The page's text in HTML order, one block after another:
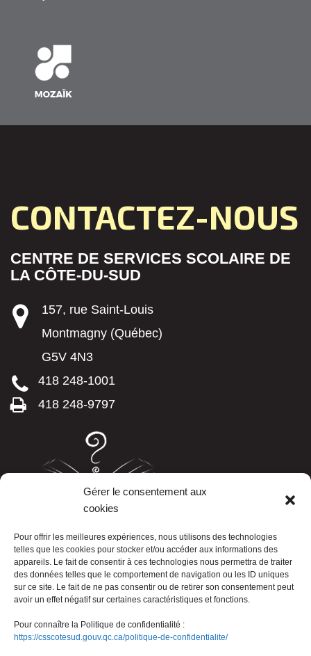
Gérer le consentement aux
cookies
Pour offrir les meilleures expériences, nous utilisons des technologies
telles que les cookies pour stocker et/ou accéder aux informations des
appareils. Le fait de consentir à ces technologies nous permettra de traiter
des données telles que le comportement de navigation ou les ID uniques
sur ce site. Le fait de ne pas consentir ou de retirer son consentement peut
avoir un effet négatif sur certaines caractéristiques et fonctions.
Pour connaître la Politique de confidentialité :
https://csscotesud.gouv.qc.ca/politique-de-confidentialite/
CONTACTEZ-NOUS
CENTRE DE SERVICES SCOLAIRE DE
LA CÔTE-DU-SUD
157, rue Saint-Louis
Montmagny (Québec)
G5V 4N3
418 248-1001
418 248-9797
LISTE TÉLÉPHONIQUE
Nous joindre